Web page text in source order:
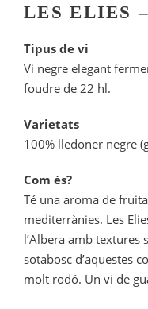
e
2
0
2
LES ELIES
Tipus de vi
Vi negre elegant
foudre de 22 hl.
Varietats
100% lledoner negre
Com és?
Té una aroma de
mediterrànies. Les
l’Albera amb textures
sotabosc d’aquestes
molt rodó. Un vi de